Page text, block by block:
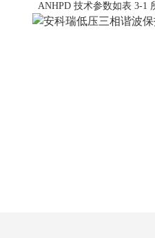
ANHPD 技术参数如表 3-1